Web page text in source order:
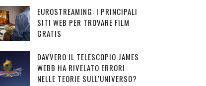
EUROSTREAMING: I PRINCIPALI
SITI WEB PER TROVARE FILM
GRATIS
DAVVERO IL TELESCOPIO JAMES
WEBB HA RIVELATO ERRORI
NELLE TEORIE SULL'UNIVERSO?